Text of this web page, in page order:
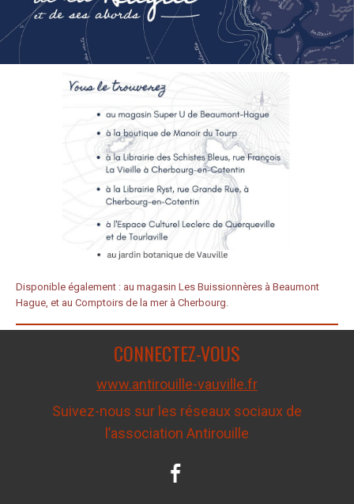
Disponible également : au magasin Les Buissionnères à Beaumont
Hague, et au Comptoirs de la mer à Cherbourg.
CONNECTEZ-VOUS
www.antirouille-vauville.fr
Suivez-nous sur les réseaux sociaux de
l’association Antirouille